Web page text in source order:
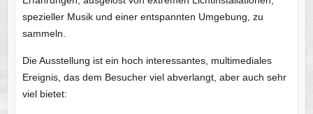
spezieller Musik und einer entspannten Umgebung, zu
sammeln.
Die Ausstellung ist ein hoch interessantes, multimediales
Ereignis, das dem Besucher viel abverlangt, aber auch sehr
viel bietet: